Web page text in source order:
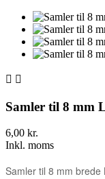
 
Samler til 8 mm
6,00 kr.
Inkl. moms
Samler til 8 mm